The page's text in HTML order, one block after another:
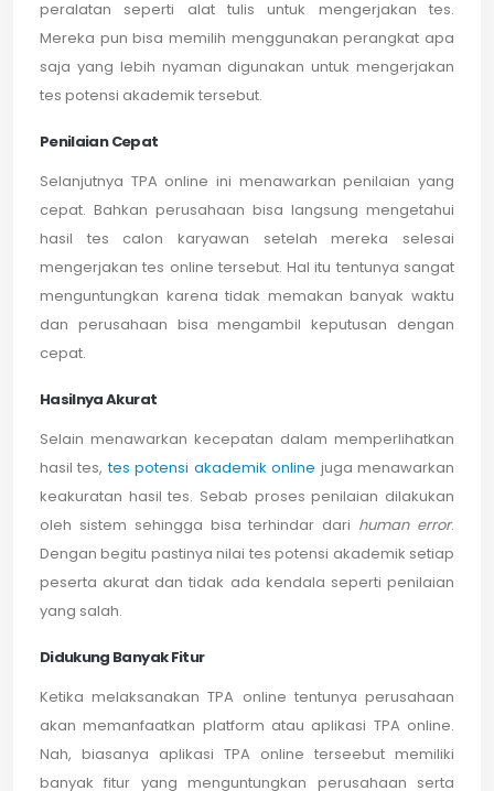
peralatan seperti alat tulis untuk mengerjakan tes.
Mereka pun bisa memilih menggunakan perangkat apa
saja yang lebih nyaman digunakan untuk mengerjakan
tes potensi akademik tersebut.
Penilaian Cepat
Selanjutnya TPA online ini menawarkan penilaian yang
cepat. Bahkan perusahaan bisa langsung mengetahui
hasil tes calon karyawan setelah mereka selesai
mengerjakan tes online tersebut. Hal itu tentunya sangat
menguntungkan karena tidak memakan banyak waktu
dan perusahaan bisa mengambil keputusan dengan
cepat.
Hasilnya Akurat
Selain menawarkan kecepatan dalam memperlihatkan
hasil tes,tes potensi akademik online juga menawarkan
keakuratan hasil tes. Sebab proses penilaian dilakukan
oleh sistem sehingga bisa terhindar dari human error.
Dengan begitu pastinya nilai tes potensi akademik setiap
peserta akurat dan tidak ada kendala seperti penilaian
yang salah.
Didukung Banyak Fitur
Ketika melaksanakan TPA online tentunya perusahaan
akan memanfaatkan platform atau aplikasi TPA online.
Nah, biasanya aplikasi TPA online terseebut memiliki
banyak fitur yang menguntungkan perusahaan serta